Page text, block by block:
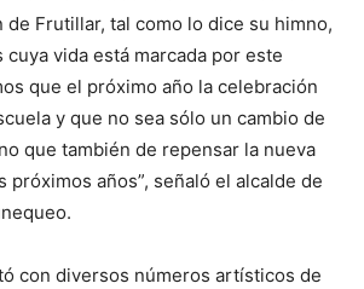
de Frutillar, tal como lo dice su himno,
cuya vida está marcada por este
que el próximo año la celebración
y que no sea sólo un cambio de
que también de repensar la nueva
próximos años”, señaló el alcalde de
con diversos números artísticos de